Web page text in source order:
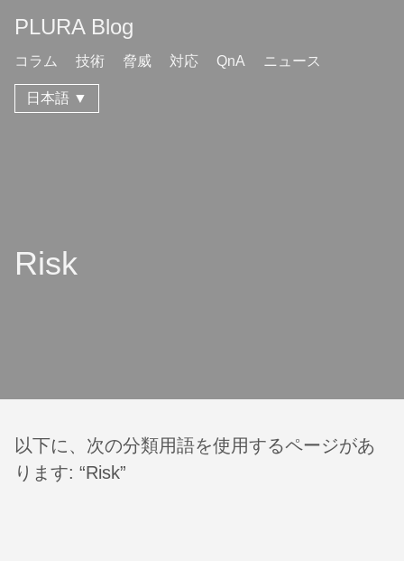
PLURA Blog
コラム 技術 脅威 対応 QnA ニュース
日本語 ▼
Risk
以下に、次の分類用語を使用するページがあ
ります: “Risk”